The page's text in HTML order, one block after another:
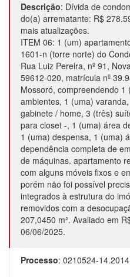
Descrição: Dívida de
do(a) arrematante: R$
mais atualizações.
ITEM 06: 1 (um)
1601-n (torre norte) do
Rua Luiz Pereira, nº 91,
59612-020, matrícula nº
Mossoró, compreendendo 1
ambientes, 1 (uma)
gabinete / home, 3 (três)
para closet -, 1 (uma) área
1 (uma) despensa, 1 (uma)
dependência completa de
de máquinas. apartamento
com alguns móveis fixos e
porém não foi possível
integrados à estrutura do
removidos com a
207,0450 m². Avaliado em
06/06/2025.
Processo: 0210524-